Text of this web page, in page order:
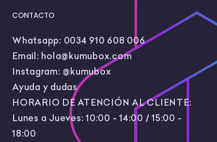
CONTACTO
Whatsapp: 0034 910 608 006
Email: hola@kumubox.com
Instagram: @kumubox
Ayuda y dudas
HORARIO DE ATENCIÓN AL CLIENTE:
Lunes a Jueves: 10:00 - 14:00 / 15:00 -
18:00